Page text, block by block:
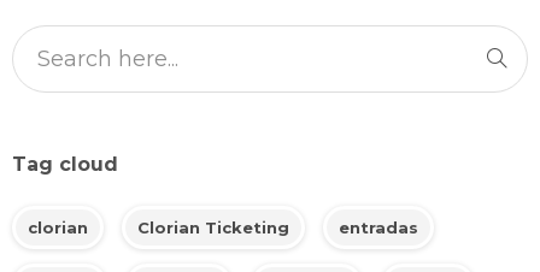
Tag cloud
clorian Clorian Ticketing entradas